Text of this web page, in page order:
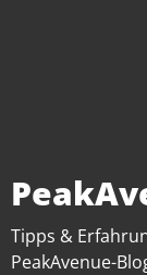
Tipps &
PeakAvenue-